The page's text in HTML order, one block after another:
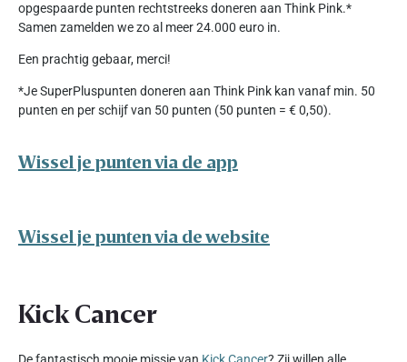
opgespaarde punten rechtstreeks doneren aan Think Pink.*
Samen zamelden we zo al meer 24.000 euro in.
Een prachtig gebaar, merci!
*Je SuperPluspunten doneren aan Think Pink kan vanaf min. 50
punten en per schijf van 50 punten (50 punten = € 0,50).
Wissel je punten via de app
Wissel je punten via de website
Kick Cancer